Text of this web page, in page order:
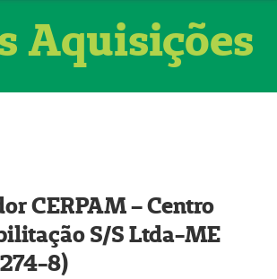
Aquisições
CERPAM – Centro
S/S Ltda-ME
8)